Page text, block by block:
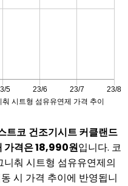
트코 건조기시트 커클랜드
가격은 18,990원입니다. 코
춰 시트형 섬유유연제의
시 가격 추이에 반영됩니